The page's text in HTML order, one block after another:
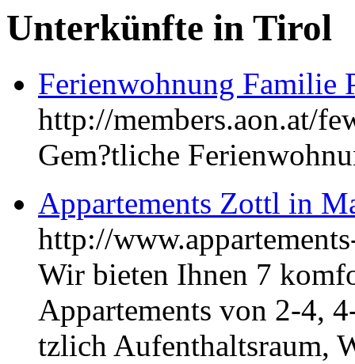
Unterkünfte in Tirol
Ferienwohnung Familie
http://members.aon.at/
Gem?tliche
Appartements Zottl in
http://
Wir bieten Ihnen 7
Appartements von 2-4,
tzlich Aufenthaltsraum,